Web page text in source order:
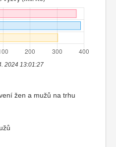
2024 13:01:27
žen a mužů na trhu